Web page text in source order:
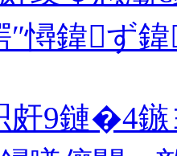
″憳鍏ず
皯9鏈�4